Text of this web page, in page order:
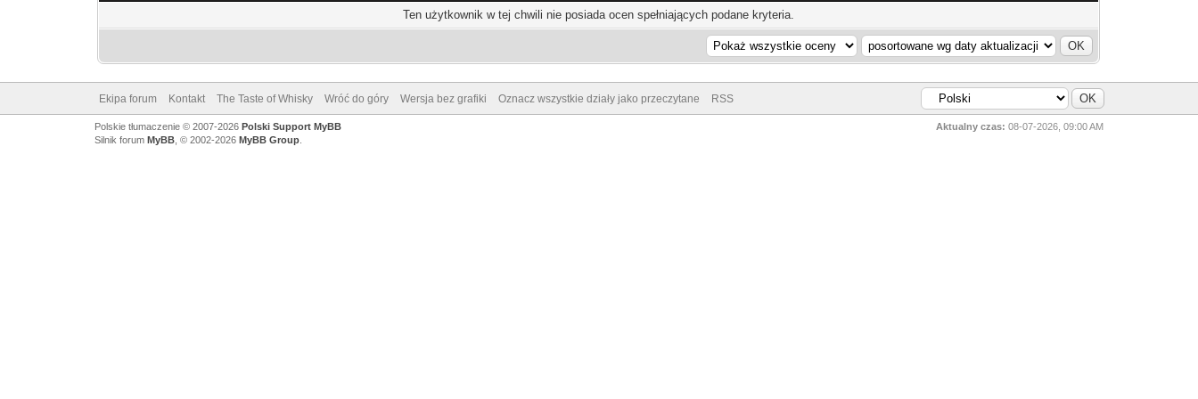
Ten użytkownik w tej chwili nie posiada ocen spełniających podane kryteria.
Ekipa forum Kontakt The Taste of Whisky Wróć do góry Wersja bez grafiki Oznacz wszystkie działy jako przeczytane RSS
Aktualny czas: 08-07-2026, 09:00 AM
Polskie tłumaczenie © 2007-2026 Polski Support MyBB
Silnik forum MyBB, © 2002-2026 MyBB Group.